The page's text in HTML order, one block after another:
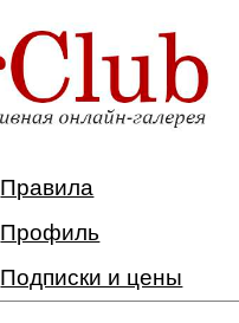
Правила
Профиль
Подписки и цены